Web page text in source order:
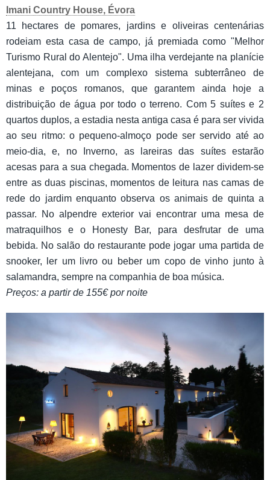
Imani Country House, Évora
11 hectares de pomares, jardins e oliveiras centenárias
rodeiam esta casa de campo, já premiada como "Melhor
Turismo Rural do Alentejo". Uma ilha verdejante na planície
alentejana, com um complexo sistema subterrâneo de
minas e poços romanos, que garantem ainda hoje a
distribuição de água por todo o terreno. Com 5 suítes e 2
quartos duplos, a estadia nesta antiga casa é para ser vivida
ao seu ritmo: o pequeno-almoço pode ser servido até ao
meio-dia, e, no Inverno, as lareiras das suítes estarão
acesas para a sua chegada. Momentos de lazer dividem-se
entre as duas piscinas, momentos de leitura nas camas de
rede do jardim enquanto observa os animais de quinta a
passar. No alpendre exterior vai encontrar uma mesa de
matraquilhos e o Honesty Bar, para desfrutar de uma
bebida. No salão do restaurante pode jogar uma partida de
snooker, ler um livro ou beber um copo de vinho junto à
salamandra, sempre na companhia de boa música.
Preços: a partir de 155€ por noite